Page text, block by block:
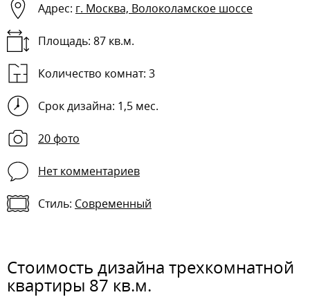
Адрес: г. Москва, Волоколамское шоссе
Площадь: 87 кв.м.
Количество комнат: 3
Срок дизайна: 1,5 мес.
20 фото
Нет комментариев
Стиль: Современный
Стоимость дизайна трехкомнатной
квартиры 87 кв.м.